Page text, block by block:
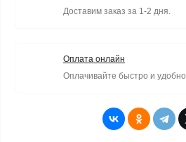
Доставим заказ за 1-2 дня.
Оплата онлайн
Оплачивайте быстро и удобно